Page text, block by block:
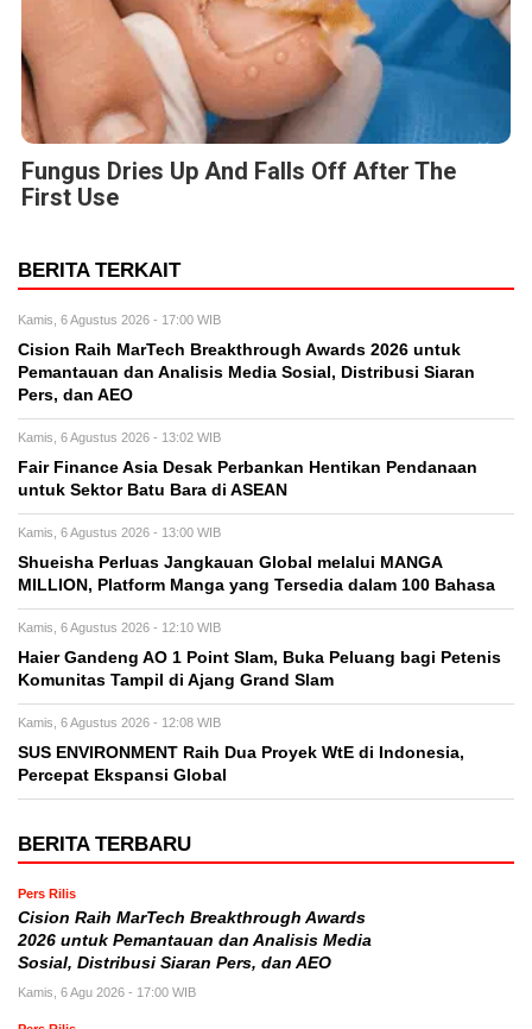
Fungus Dries Up And Falls Off After The
First Use
BERITA TERKAIT
Kamis, 6 Agustus 2026 - 17:00 WIB
Cision Raih MarTech Breakthrough Awards 2026 untuk
Pemantauan dan Analisis Media Sosial, Distribusi Siaran
Pers, dan AEO
Kamis, 6 Agustus 2026 - 13:02 WIB
Fair Finance Asia Desak Perbankan Hentikan Pendanaan
untuk Sektor Batu Bara di ASEAN
Kamis, 6 Agustus 2026 - 13:00 WIB
Shueisha Perluas Jangkauan Global melalui MANGA
MILLION, Platform Manga yang Tersedia dalam 100 Bahasa
Kamis, 6 Agustus 2026 - 12:10 WIB
Haier Gandeng AO 1 Point Slam, Buka Peluang bagi Petenis
Komunitas Tampil di Ajang Grand Slam
Kamis, 6 Agustus 2026 - 12:08 WIB
SUS ENVIRONMENT Raih Dua Proyek WtE di Indonesia,
Percepat Ekspansi Global
BERITA TERBARU
Pers Rilis
Cision Raih MarTech Breakthrough Awards
2026 untuk Pemantauan dan Analisis Media
Sosial, Distribusi Siaran Pers, dan AEO
Kamis, 6 Agu 2026 - 17:00 WIB